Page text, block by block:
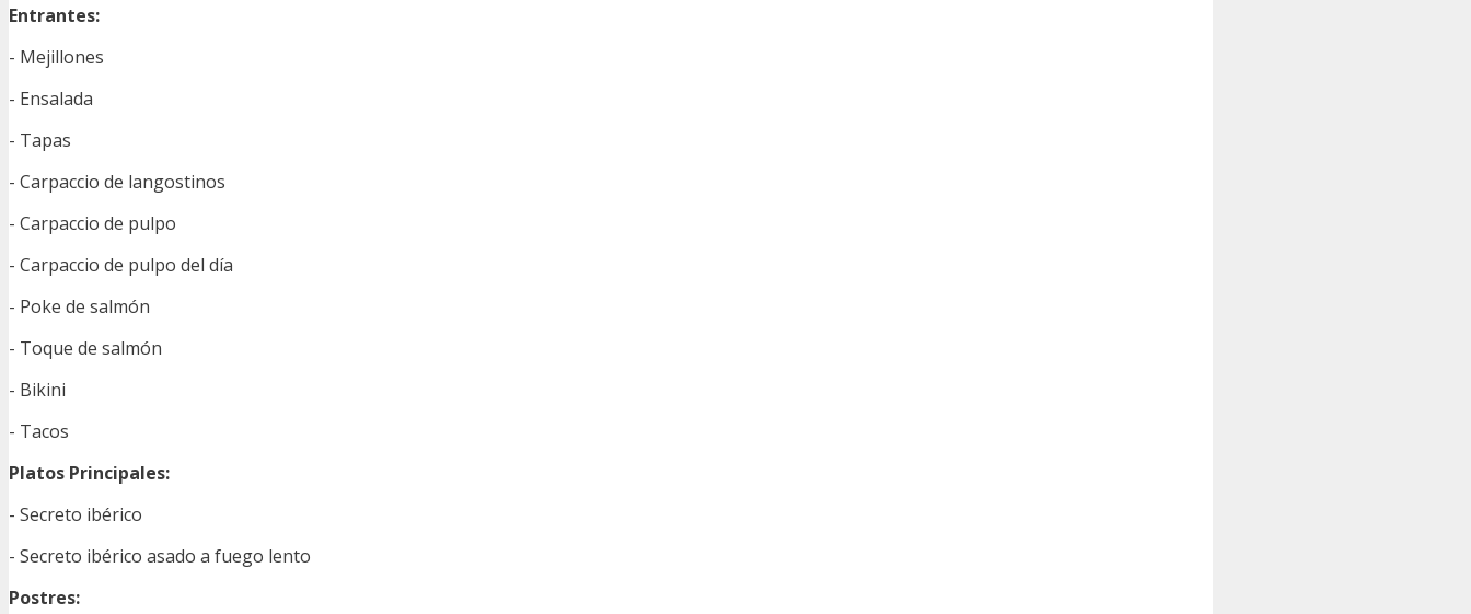
Entrantes:
- Mejillones
- Ensalada
- Tapas
- Carpaccio de langostinos
- Carpaccio de pulpo
- Carpaccio de pulpo del día
- Poke de salmón
- Toque de salmón
- Bikini
- Tacos
Platos Principales:
- Secreto ibérico
- Secreto ibérico asado a fuego lento
Postres: